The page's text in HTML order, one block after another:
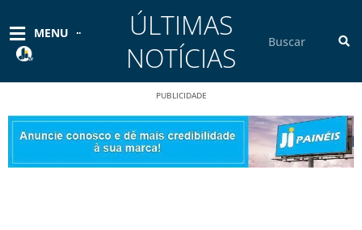
conteúdo
MENU
ÚLTIMAS
NOTÍCIAS
PUBLICIDADE